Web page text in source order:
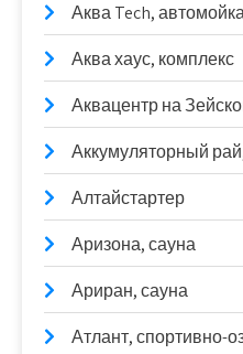
Аква Tech,
Аква хаус, комплекс
Аквацентр на
Аккумуляторный
Алтайстартер
Аризона, сауна
Ариран, сауна
Атлант, спортивно-